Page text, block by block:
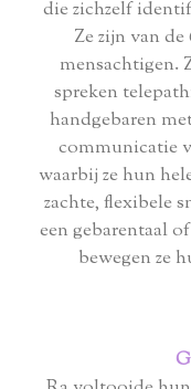
die zichzelf
Ze zijn van
mensachtigen.
spreken
handgebaren
communicatie
waarbij ze hun
zachte, flexibele
een gebarentaal
bewegen ze